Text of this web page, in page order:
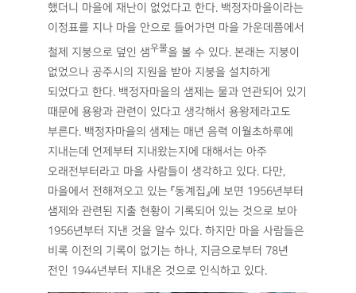
했더니 마을에 재난이 없었다고 한다. 백정자마을이라는
이정표를 지나 마을 안으로 들어가면 마을 가운데쯤에서
철제 지붕으로 덮인 샘우물을 볼 수 있다. 본래는 지붕이
없었으나 공주시의 지원을 받아 지붕을 설치하게
되었다고 한다. 백정자마을의 샘제는 물과 연관되어 있기
때문에 용왕과 관련이 있다고 생각해서 용왕제라고도
부른다. 백정자마을의 샘제는 매년 음력 이월초하루에
지내는데 언제부터 지내왔는지에 대해서는 아주
오래전부터라고 마을 사람들이 생각하고 있다. 다만,
마을에서 전해져오고 있는 『동계집』에 보면 1956년부터
샘제와 관련된 지출 현황이 기록되어 있는 것으로 보아
1956년부터 지낸 것을 알수 있다. 하지만 마을 사람들은
비록 이전의 기록이 없기는 하나, 지금으로부터 78년
전인 1944년부터 지내온 것으로 인식하고 있다.